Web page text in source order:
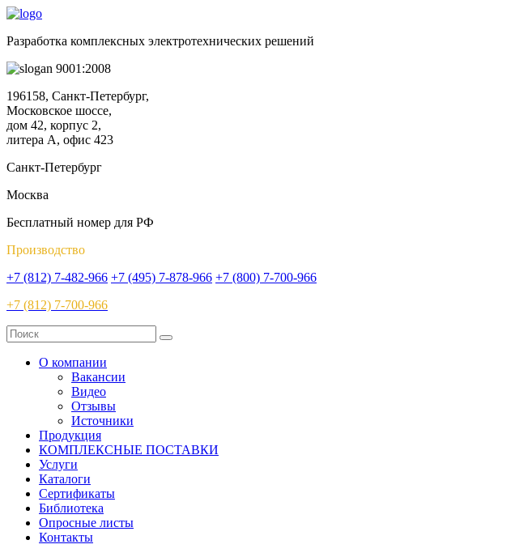
Разработка комплексных электротехнических решений
9001:2008
196158, Санкт-Петербург,
Московское шоссе,
дом 42, корпус 2,
литера А, офис 423
Санкт-Петербург
Москва
Бесплатный номер для РФ
Производство
+7 (812) 7-482-966 +7 (495) 7-878-966 +7 (800) 7-700-966
+7 (812) 7-700-966
О компании
Вакансии
Видео
Отзывы
Источники
Продукция
КОМПЛЕКСНЫЕ ПОСТАВКИ
Услуги
Каталоги
Сертификаты
Библиотека
Опросные листы
Контакты